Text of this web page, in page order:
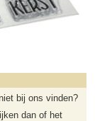
bij ons vinden?
dan of het